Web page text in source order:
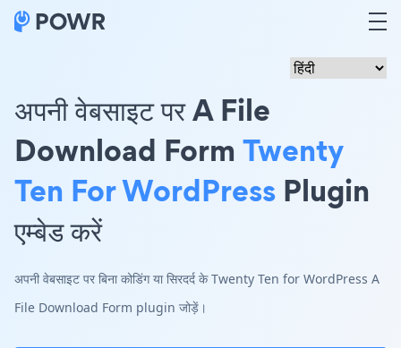
अपनी वेबसाइट पर A File
Download Form Twenty
Ten For WordPress Plugin
एम्बेड करें
अपनी वेबसाइट पर बिना कोडिंग या सिरदर्द के Twenty Ten for WordPress A
File Download Form plugin जोड़ें।